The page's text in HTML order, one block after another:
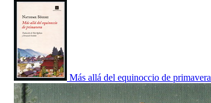
Más allá del equinoccio de primavera